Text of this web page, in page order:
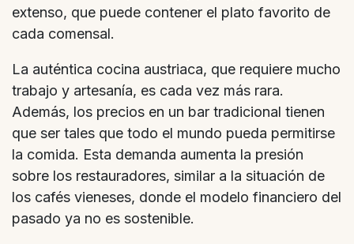
extenso, que puede contener el plato favorito de
cada comensal.
La auténtica cocina austriaca, que requiere mucho
trabajo y artesanía, es cada vez más rara.
Además, los precios en un bar tradicional tienen
que ser tales que todo el mundo pueda permitirse
la comida. Esta demanda aumenta la presión
sobre los restauradores, similar a la situación de
los cafés vieneses, donde el modelo financiero del
pasado ya no es sostenible.